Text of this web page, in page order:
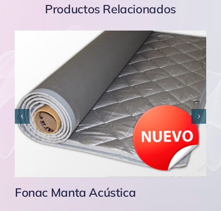
Productos Relacionados
Fonac Manta Acústica